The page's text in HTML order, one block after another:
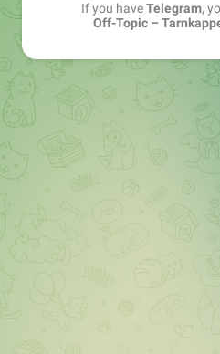
If you haveTelegram,
Off-Topic –